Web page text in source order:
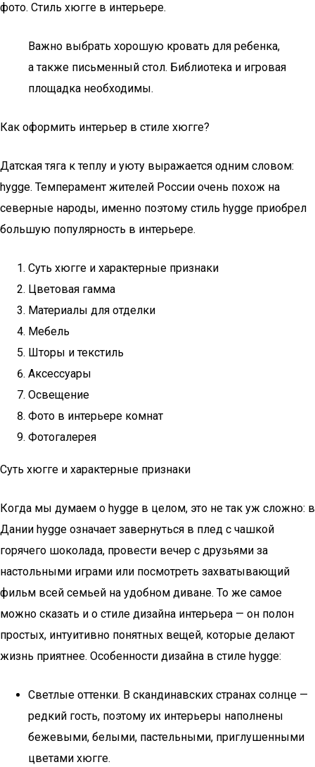
фото. Стиль хюгге в интерьере.
Важно выбрать хорошую кровать для ребенка,
а также письменный стол. Библиотека и игровая
площадка необходимы.
Как оформить интерьер в стиле хюгге?
Датская тяга к теплу и уюту выражается одним словом:
hygge. Темперамент жителей России очень похож на
северные народы, именно поэтому стиль hygge приобрел
большую популярность в интерьере.
Суть хюгге и характерные признаки
Цветовая гамма
Материалы для отделки
Мебель
Шторы и текстиль
Аксессуары
Освещение
Фото в интерьере комнат
Фотогалерея
Суть хюгге и характерные признаки
Когда мы думаем о hygge в целом, это не так уж сложно: в
Дании hygge означает завернуться в плед с чашкой
горячего шоколада, провести вечер с друзьями за
настольными играми или посмотреть захватывающий
фильм всей семьей на удобном диване. То же самое
можно сказать и о стиле дизайна интерьера — он полон
простых, интуитивно понятных вещей, которые делают
жизнь приятнее. Особенности дизайна в стиле hygge:
Светлые оттенки. В скандинавских странах солнце —
редкий гость, поэтому их интерьеры наполнены
бежевыми, белыми, пастельными, приглушенными
цветами хюгге.